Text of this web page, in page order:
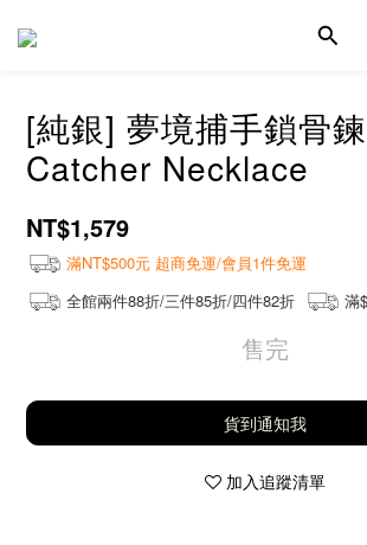
[純銀] 夢境捕手鎖骨
Catcher Necklace
NT$1,579
滿NT$500元 超商免運/會員1件免運
全館兩件88折/三件85折/四件82折
滿
售完
貨到通知我
加入追蹤清單